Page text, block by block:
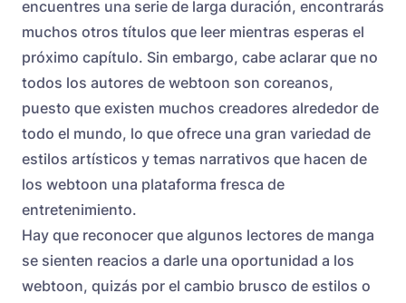
encuentres una serie de larga duración, encontrarás
muchos otros títulos que leer mientras esperas el
próximo capítulo. Sin embargo, cabe aclarar que no
todos los autores de webtoon son coreanos,
puesto que existen muchos creadores alrededor de
todo el mundo, lo que ofrece una gran variedad de
estilos artísticos y temas narrativos que hacen de
los webtoon una plataforma fresca de
entretenimiento.
Hay que reconocer que algunos lectores de manga
se sienten reacios a darle una oportunidad a los
webtoon, quizás por el cambio brusco de estilos o